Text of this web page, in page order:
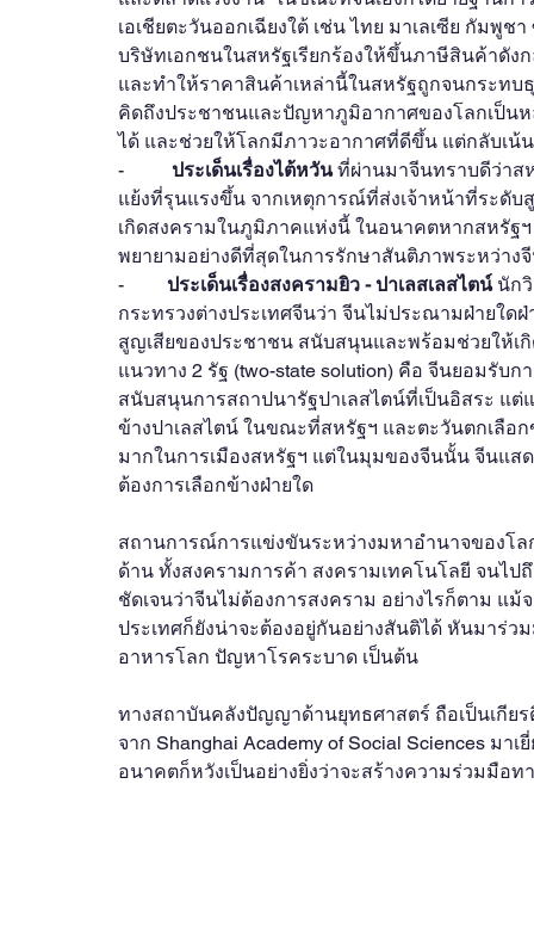
เอเชียตะวันออกเฉียงใต้ เช่น ไทย มาเลเซีย กัมพู
บริษัทเอกชนในสหรัฐเรียกร้องให้ขึ้นภาษีสินค้าดัง
และทำให้ราคาสินค้าเหล่านี้ในสหรัฐถูกจนกระท
คิดถึงประชาชนและปัญหาภูมิอากาศของโลกเป็น
ได้ และช่วยให้โลกมีภาวะอากาศที่ดีขึ้น แต่กลับเน้
- ประเด็นเรื่องไต้หวัน ที่ผ่านมาจีนทราบดีว่าส
แย้งที่รุนแรงขึ้น จากเหตุการณ์ที่ส่งเจ้าหน้าที่ระดับ
เกิดสงครามในภูมิภาคแห่งนี้ ในอนาคตหากสหรัฐ
พยายามอย่างดีที่สุดในการรักษาสันติภาพระหว่าง
- ประเด็นเรื่องสงครามยิว - ปาเลสเลสไตน์ นัก
กระทรวงต่างประเทศจีนว่า จีนไม่ประณามฝ่ายใ
สูญเสียของประชาชน สนับสนุนและพร้อมช่วยให้เ
แนวทาง 2 รัฐ (two-state solution) คือ จีนยอมรับ
สนับสนุนการสถาปนารัฐปาเลสไตน์ที่เป็นอิสระ แ
ข้างปาเลสไตน์ ในขณะที่สหรัฐฯ และตะวันตกเลือ
มากในการเมืองสหรัฐฯ แต่ในมุมของจีนนั้น จีนแส
ต้องการเลือกข้างฝ่ายใด
สถานการณ์การแข่งขันระหว่างมหาอำนาจของโ
ด้าน ทั้งสงครามการค้า สงครามเทคโนโลยี จนไ
ชัดเจนว่าจีนไม่ต้องการสงคราม อย่างไรก็ตาม แ
ประเทศก็ยังน่าจะต้องอยู่กันอย่างสันติได้ หันมา
อาหารโลก ปัญหาโรคระบาด เป็นต้น
ทางสถาบันคลังปัญญาด้านยุทธศาสตร์ ถือเป็นเกียร
จาก Shanghai Academy of Social Sciences ม
อนาคตก็หวังเป็นอย่างยิ่งว่าจะสร้างความร่วมมือ